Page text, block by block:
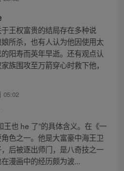
王权富贵的结局存在多种说
所杀，也有人认为他因使用太
阳寿而英年早逝。还有观点认
族围攻至万箭穿心时救下他，
05:02
王也 he 了”的具体含义。在《一
色之一。他是大富豪中海王卫
后被逐出师门，是八奇技之一
漫画中的经历颇为波...